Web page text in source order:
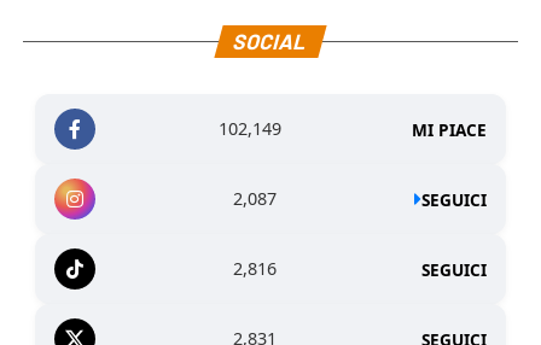
SOCIAL
102,149 MI PIACE
2,087 SEGUICI
2,816 SEGUICI
2,831 SEGUICI